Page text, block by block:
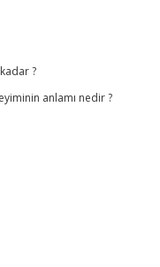
?
anlamı nedir ?